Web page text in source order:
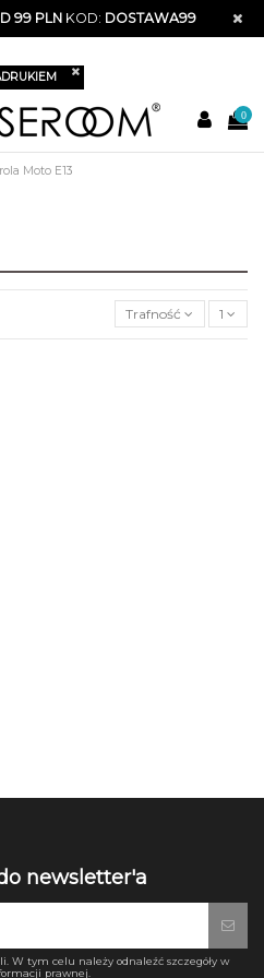
99 PLNKOD: DOSTAWA99
0
Moto E13
Trafność 1
newsletter'a
W tym celu należy odnaleźć szczegóły w
prawnej.